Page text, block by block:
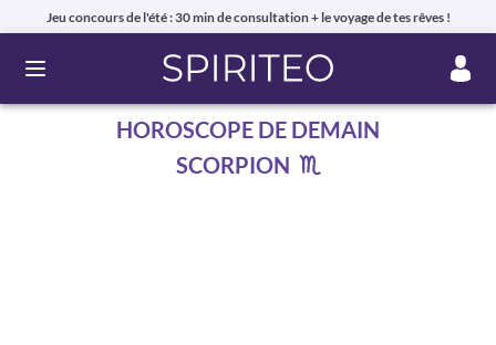
Jeu concours de l'été : 30 min de consultation + le voyage de tes rêves !
Ouvrir le menu
HOROSCOPE DE DEMAIN
SCORPION